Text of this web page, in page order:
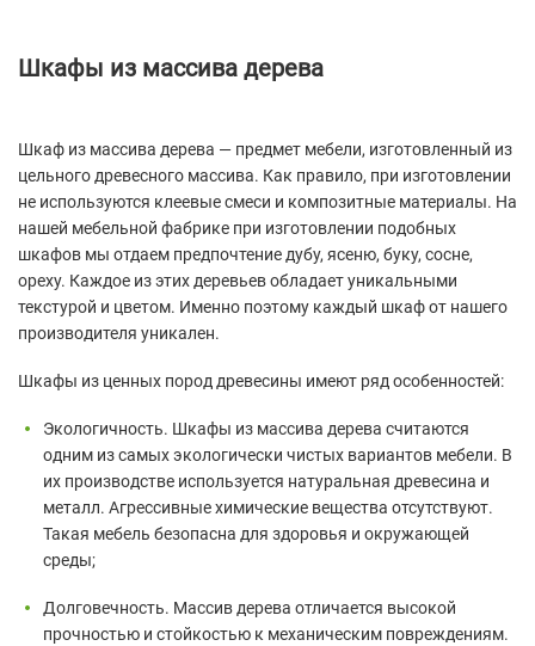
Шкафы из массива дерева
Шкаф из массива дерева — предмет мебели, изготовленный из
цельного древесного массива. Как правило, при изготовлении
не используются клеевые смеси и композитные материалы. На
нашей мебельной фабрике при изготовлении подобных
шкафов мы отдаем предпочтение дубу, ясеню, буку, сосне,
ореху. Каждое из этих деревьев обладает уникальными
текстурой и цветом. Именно поэтому каждый шкаф от нашего
производителя уникален.
Шкафы из ценных пород древесины имеют ряд особенностей:
Экологичность. Шкафы из массива дерева считаются
одним из самых экологически чистых вариантов мебели. В
их производстве используется натуральная древесина и
металл. Агрессивные химические вещества отсутствуют.
Такая мебель безопасна для здоровья и окружающей
среды;
Долговечность. Массив дерева отличается высокой
прочностью и стойкостью к механическим повреждениям.